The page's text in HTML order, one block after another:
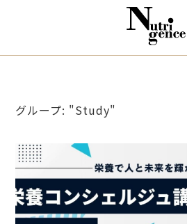
グループ: "Study"